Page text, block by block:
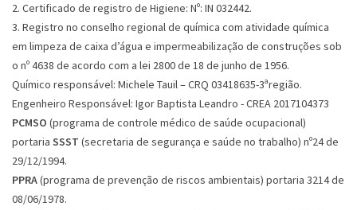
2. Certificado de registro de Higiene: Nº: IN 032442.
3. Registro no conselho regional de química com atividade química
em limpeza de caixa d’água e impermeabilização de construções sob
o nº 4638 de acordo com a lei 2800 de 18 de junho de 1956.
Químico responsável: Michele Tauil – CRQ 03418635-3ªregião.
Engenheiro Responsável: Igor Baptista Leandro - CREA 2017104373
PCMSO (programa de controle médico de saúde ocupacional)
portaria SSST (secretaria de segurança e saúde no trabalho) nº24 de
29/12/1994.
PPRA(programa de prevenção de riscos ambientais) portaria 3214 de
08/06/1978.